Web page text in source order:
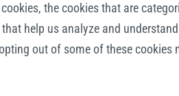
the cookies that are
help us analyze and
out of some of these